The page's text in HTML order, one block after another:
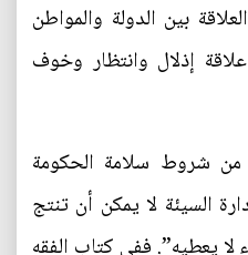
بين الدولة والمواطن
إذلال وانتظار وخوف
من شروط سلامة الحكومة
السيئة لا يمكن أن تنتج